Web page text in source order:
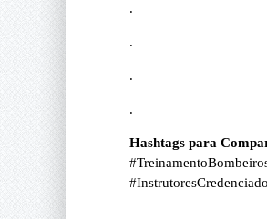
.
.
.
.
Hashtags para